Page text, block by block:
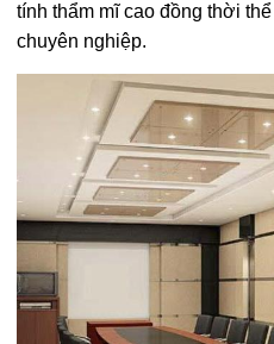
tính thẩm mĩ cao đồng thời
chuyên nghiệp.